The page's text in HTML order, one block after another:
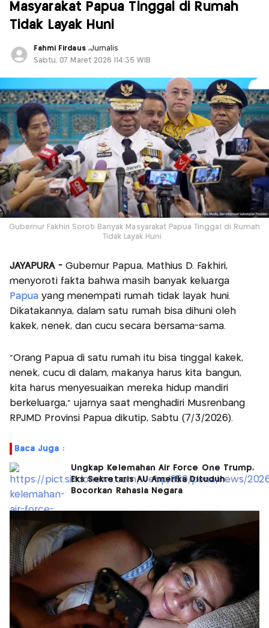
Masyarakat Papua Tinggal di Rumah
Tidak Layak Huni
Fahmi Firdaus ,Jurnalis
Sabtu, 07 Maret 2026 |14:35 WIB
Gubernur Fakhiri Soroti Banyak Masyarakat Papua Tinggal di Rumah
Tidak Layak Huni
JAYAPURA -Gubernur Papua, Mathius D. Fakhiri,
menyoroti fakta bahwa masih banyak keluarga
Papua yang menempati rumah tidak layak huni.
Dikatakannya, dalam satu rumah bisa dihuni oleh
kakek, nenek, dan cucu secara bersama-sama.
"Orang Papua di satu rumah itu bisa tinggal kakek,
nenek, cucu di dalam, makanya harus kita bangun,
kita harus menyesuaikan mereka hidup mandiri
berkeluarga," ujarnya saat menghadiri Musrenbang
RPJMD Provinsi Papua dikutip, Sabtu (7/3/2026).
Baca Juga :
Ungkap Kelemahan Air Force One Trump,
Eks Sekretaris AU Amerika Dituduh
Bocorkan Rahasia Negara